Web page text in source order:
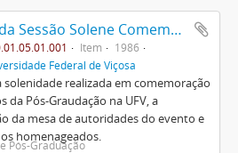
Roteiro da Sessão Solene Comemorativa do Jubileu de Prata da Pós-Graduação na U.F.V.
Item
1986
Federal de Viçosa
solenidade realizada em comemoração
da Pós-Graudação na UFV, a
da mesa de autoridades do evento e
homenageados.
Pós-Graduação